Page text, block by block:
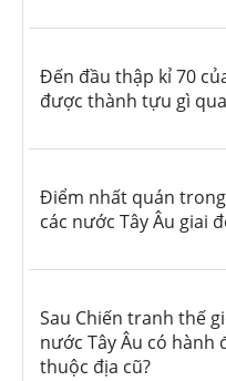
Đến đầu thập kỉ 70
được thành tựu gì
Điểm nhất quán
các nước Tây Âu giai
Sau Chiến tranh thế
nước Tây Âu có hành
thuộc địa cũ?